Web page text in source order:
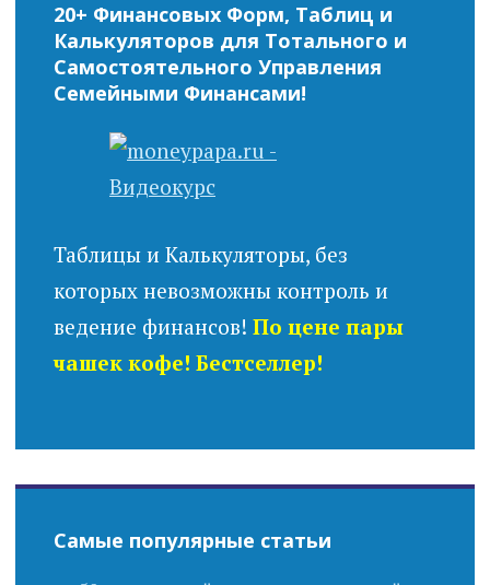
20+ Финансовых Форм, Таблиц и
Калькуляторов для Тотального и
Самостоятельного Управления
Семейными Финансами!
Таблицы и Калькуляторы, без
которых невозможны контроль и
ведение финансов! По цене пары
чашек кофе! Бестселлер!
Самые популярные статьи